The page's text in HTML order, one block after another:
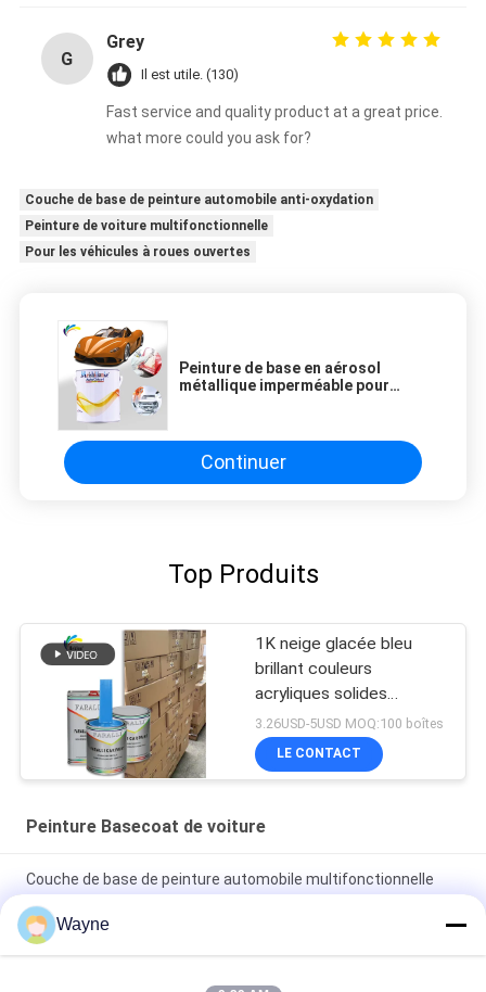
G
Grey
Il est utile. (130)
Fast service and quality product at a great price.
what more could you ask for?
Couche de base de peinture automobile anti-oxydation
Peinture de voiture multifonctionnelle
Pour les véhicules à roues ouvertes
Peinture de base en aérosol
métallique imperméable pour
Continuer
Top Produits
1K neige glacée bleu
brillant couleurs
acryliques solides
Peinture automobile pour
réparation de carrosserie
de voiture d'occasion
3.26USD-5USD MOQ:100 boîtes
LE CONTACT
Peinture Basecoat de voiture
Couche de base de peinture automobile multifonctionnelle
résistante aux UV
Vêtements à base claire pour automobile à l' épreuve du
Wayne